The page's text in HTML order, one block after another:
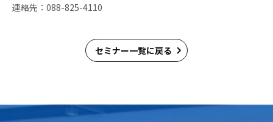
連絡先：088-825-4110
セミナー一覧に戻る